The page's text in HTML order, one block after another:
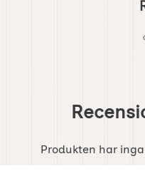
Produkten har